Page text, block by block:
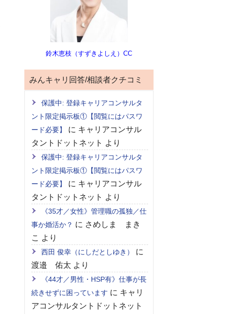
鈴木恵枝（すずきよしえ）CC
みんキャリ回答/相談者クチコミ
保護中: 登録キャリアコンサルタ
ント限定掲示板①【閲覧にはパスワ
ード必要】
に キャリアコンサル
タントドットネット より
保護中: 登録キャリアコンサルタ
ント限定掲示板①【閲覧にはパスワ
ード必要】
に キャリアコンサル
タントドットネット より
《35才／女性》管理職の孤独／仕
事か婚活か？ に さめしま まき
こ より
西田 俊幸（にしだとしゆき）
に
渡邉 佑太 より
《44才／男性・HSP有》仕事が長
続きせずに困っています に キャリ
アコンサルタントドットネット